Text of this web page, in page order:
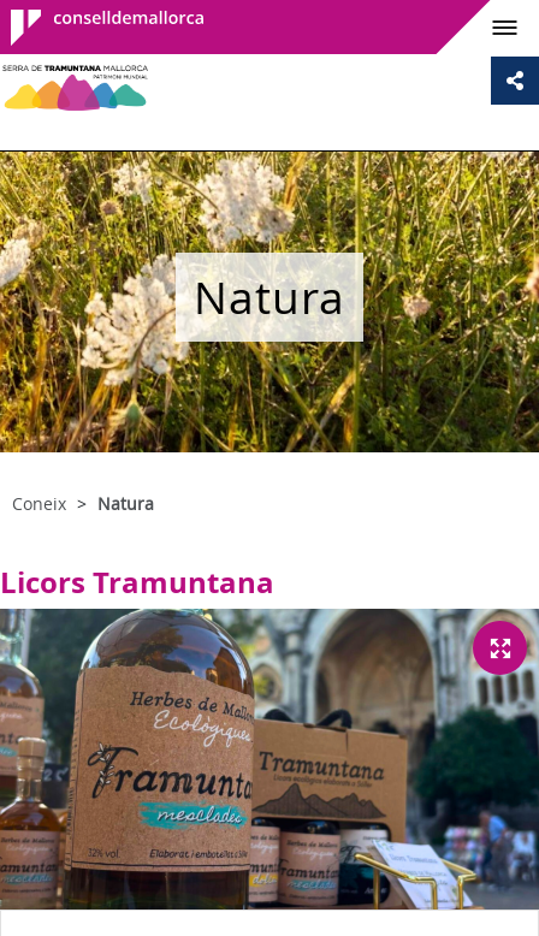
Consell de
Mallorca
Natura
Coneix Natura
Licors Tramuntana